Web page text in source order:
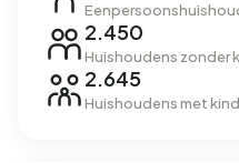
2.450
Huishoudens zonder
2.645
Huishoudens met